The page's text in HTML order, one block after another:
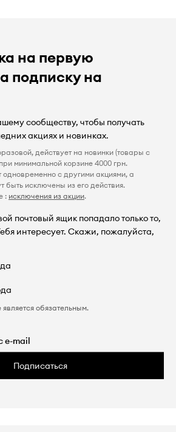
на первую
подписку на
сообществу, чтобы получать
акциях и новинках.
действует на новинки (товары с
минимальной корзине 4000 грн.
одновременно с другими акциями, а
быть исключены из его действия.
: исключения из акции.
почтовый ящик попадало только то,
интересует. Скажи, пожалуйста,
обязательным.
Подписаться